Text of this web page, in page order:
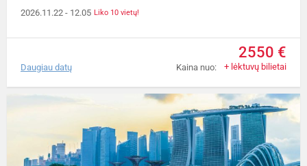
2026.11.22 - 12.05 Liko 10 vietų!
Kaina nuo:
2550 €
+ lėktuvų bilietai
Daugiau datų